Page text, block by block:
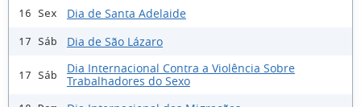
16 Sex Dia de Santa Adelaide
17 Sáb Dia de São Lázaro
17 Sáb
Dia Internacional Contra a Violência Sobre
Trabalhadores do Sexo